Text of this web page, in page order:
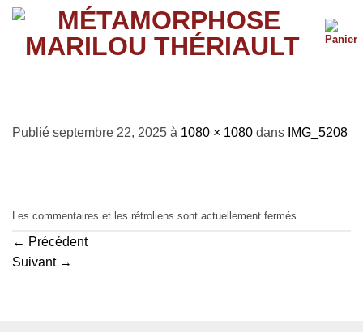
Passer
contenu
Publié septembre 22, 2025 à 1080 × 1080 dans IMG_5208
Les commentaires et les rétroliens sont actuellement fermés.
← Précédent
Suivant →